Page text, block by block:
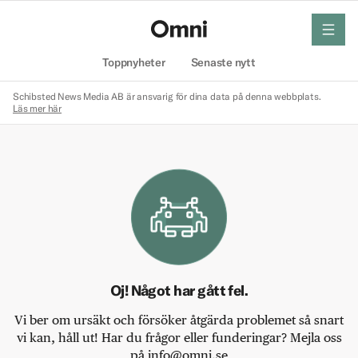
Toppnyheter Senaste nytt
meny
Schibsted News Media AB är ansvarig för dina data på denna webbplats.
Läs mer här
Oj! Något har gått fel.
Vi ber om ursäkt och försöker åtgärda problemet så snart
vi kan, håll ut! Har du frågor eller funderingar? Mejla oss